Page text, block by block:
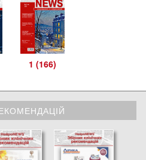
1 (166)